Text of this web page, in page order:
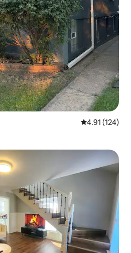
Calificación
4.91 (124)